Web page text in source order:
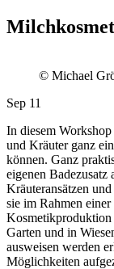
© Michael
Sep 11
In diesem
und Kräuter ganz
können. Ganz
eigenen Badezusatz
Kräuteransätzen
sie im Rahmen
Garten und in
ausweisen werden
Möglichkeiten